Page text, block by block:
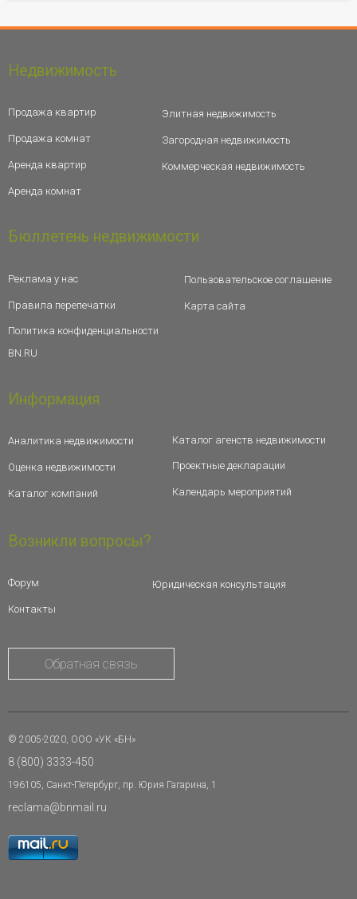
Недвижимость
Продажа квартир
Продажа комнат
Аренда квартир
Аренда комнат
Элитная недвижимость
Загородная недвижимость
Коммерческая недвижимость
Бюллетень недвижимости
Реклама у нас
Правила перепечатки
Политика конфиденциальности
BN.RU
Пользовательское соглашение
Карта сайта
Информация
Аналитика недвижимости
Оценка недвижимости
Каталог компаний
Каталог агенств недвижимости
Проектные декларации
Календарь мероприятий
Возникли вопросы?
Форум
Контакты
Юридическая консультация
Обратная связь
© 2005-2020, ООО «УК «БН»
8 (800) 3333-450
196105, Санкт-Петербург, пр. Юрия Гагарина, 1
reclama@bnmail.ru